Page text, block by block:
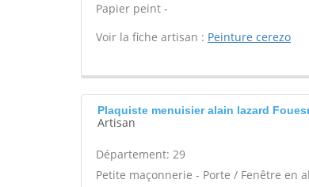
Papier peint -
Voir la fiche artisan : Peinture cerezo
Plaquiste menuisier alain lazard
Artisan
Département: 29
Petite maçonnerie - Porte / Fenêtre